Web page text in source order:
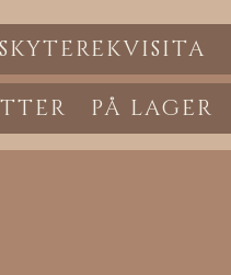
SKYTEREKVISITA
PÅ LAGER